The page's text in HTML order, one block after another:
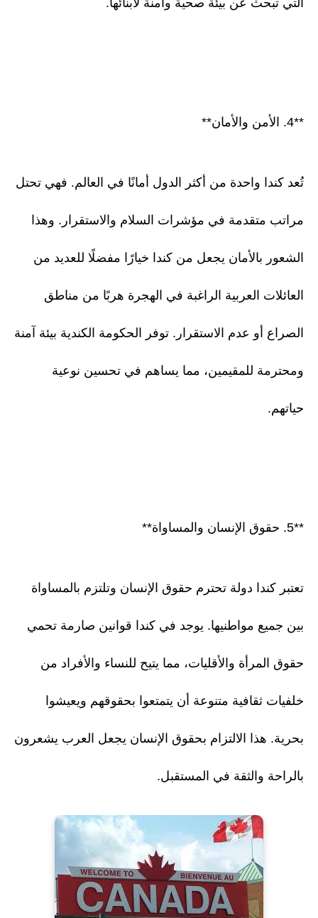
التي تبحث عن بيئة صحية وآمنة لأبنائها.
**4. الأمن والأمان**
تُعد كندا واحدة من أكثر الدول أمانًا في العالم. فهي تحتل
مراتب متقدمة في مؤشرات السلام والاستقرار. وهذا
الشعور بالأمان يجعل من كندا خيارًا مفضلًا للعديد من
العائلات العربية الراغبة في الهجرة هربًا من مناطق
الصراع أو عدم الاستقرار. توفر الحكومة الكندية بيئة آمنة
ومحترمة للمقيمين، مما يساهم في تحسين نوعية
حياتهم.
**5. حقوق الإنسان والمساواة**
تعتبر كندا دولة تحترم حقوق الإنسان وتلتزم بالمساواة
بين جميع مواطنيها. يوجد في كندا قوانين صارمة تحمي
حقوق المرأة والأقليات، مما يتيح للنساء والأفراد من
خلفيات ثقافية متنوعة أن يتمتعوا بحقوقهم ويعيشوا
بحرية. هذا الالتزام بحقوق الإنسان يجعل العرب يشعرون
بالراحة والثقة في المستقبل.